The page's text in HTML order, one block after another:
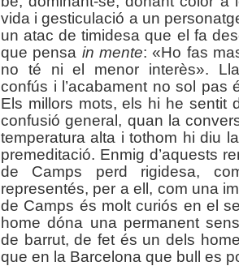
vida i gesticulació a un
un atac de timidesa que el fa
que pensa in mente: «Ho fas
no té ni el menor interès».
confús i l’acabament no sol pas
Els millors mots, els hi he sentit
confusió general, quan la
temperatura alta i tothom hi diu
premeditació. Enmig d’aquests
de Camps perd rigidesa,
representés, per a ell, com una
de Camps és molt curiós en el
home dóna una permanent
de barrut, de fet és un dels
que en la Barcelona que bull es